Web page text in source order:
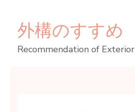
ン
テ
外構のすすめ
Recommendation of Exterior